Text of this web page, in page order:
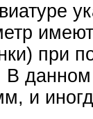
при
В
и